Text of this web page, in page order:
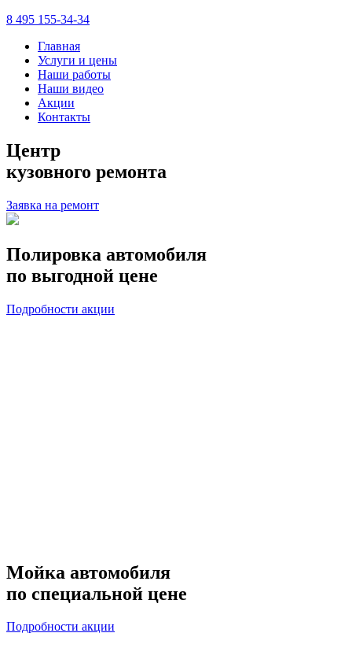
8 495 155-34-34
Главная
Услуги и цены
Наши работы
Наши видео
Акции
Контакты
Центр
кузовного ремонта
Заявка на ремонт
Полировка автомобиля
по выгодной цене
Подробности акции
Мойка автомобиля
по специальной цене
Подробности акции